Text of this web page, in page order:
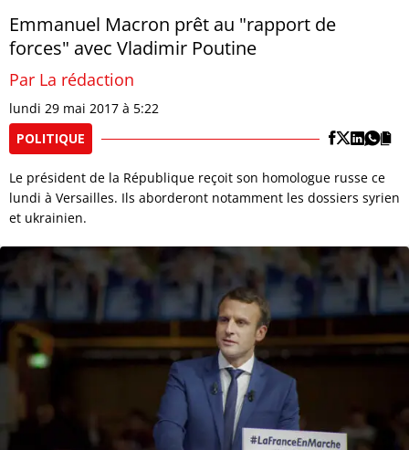
Emmanuel Macron prêt au "rapport de
forces" avec Vladimir Poutine
Par La rédaction
lundi 29 mai 2017 à 5:22
POLITIQUE
Le président de la République reçoit son homologue russe ce
lundi à Versailles. Ils aborderont notamment les dossiers syrien
et ukrainien.